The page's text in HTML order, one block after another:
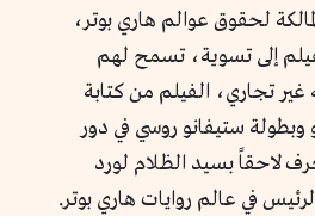
لحقوق عوالم هاري بوتر،
إلى تسوية، تسمح لهم
غير تجاري، الفيلم من كتابة
وبطولة ستيفانو روسي في دور
لاحقاً بسيد الظلام لورد
في عالم روايات هاري بوتر.